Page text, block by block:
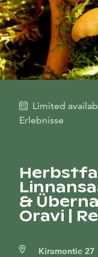
Limited
Erlebnisse
&
Oravi |
Kiramontie 27